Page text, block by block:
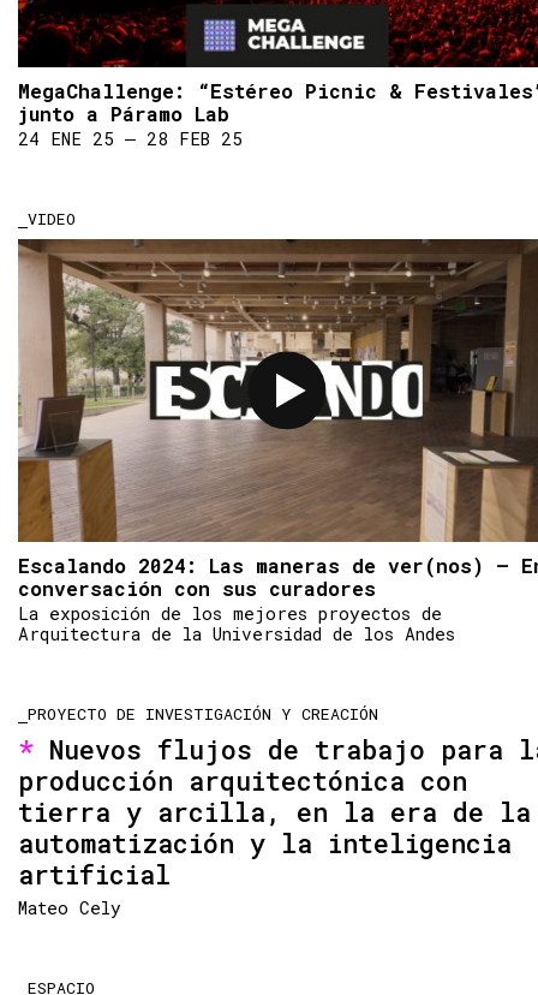
MegaChallenge: “Estéreo Picnic &
junto a Páramo Lab
24 ENE 25 ― 28 FEB 25
VIDEO
Escalando 2024: Las maneras de ver(nos) –
conversación con sus curadores
La exposición de los mejores proyectos de
Arquitectura de la Universidad de los Andes
PROYECTO DE INVESTIGACIÓN Y CREACIÓN
Nuevos flujos de trabajo para
producción arquitectónica con
tierra y arcilla, en la era de la
automatización y la inteligencia
artificial
Mateo Cely
ESPACIO